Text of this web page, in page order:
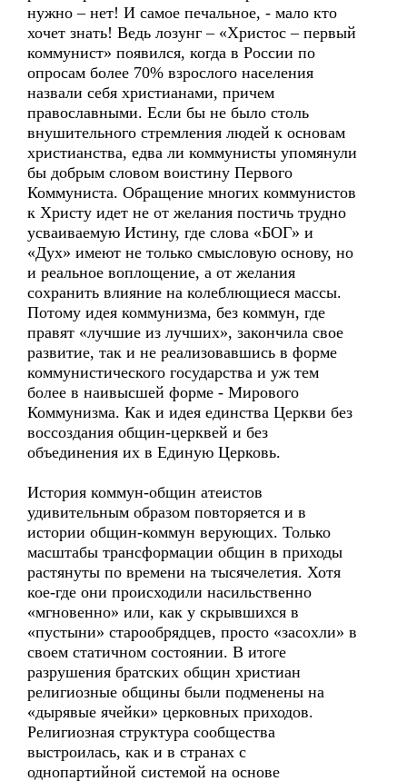
нужно – нет! И самое печальное, - мало кто
хочет знать! Ведь лозунг – «Христос – первый
коммунист» появился, когда в России по
опросам более 70% взрослого населения
назвали себя христианами, причем
православными. Если бы не было столь
внушительного стремления людей к основам
христианства, едва ли коммунисты упомянули
бы добрым словом воистину Первого
Коммуниста. Обращение многих коммунистов
к Христу идет не от желания постичь трудно
усваиваемую Истину, где слова «БОГ» и
«Дух» имеют не только смысловую основу, но
и реальное воплощение, а от желания
сохранить влияние на колеблющиеся массы.
Потому идея коммунизма, без коммун, где
правят «лучшие из лучших», закончила свое
развитие, так и не реализовавшись в форме
коммунистического государства и уж тем
более в наивысшей форме - Мирового
Коммунизма. Как и идея единства Церкви без
воссоздания общин-церквей и без
объединения их в Единую Церковь.
История коммун-общин атеистов
удивительным образом повторяется и в
истории общин-коммун верующих. Только
масштабы трансформации общин в приходы
растянуты по времени на тысячелетия. Хотя
кое-где они происходили насильственно
«мгновенно» или, как у скрывшихся в
«пустыни» старообрядцев, просто «засохли» в
своем статичном состоянии. В итоге
разрушения братских общин христиан
религиозные общины были подменены на
«дырявые ячейки» церковных приходов.
Религиозная структура сообщества
выстроилась, как и в странах с
однопартийной системой на основе